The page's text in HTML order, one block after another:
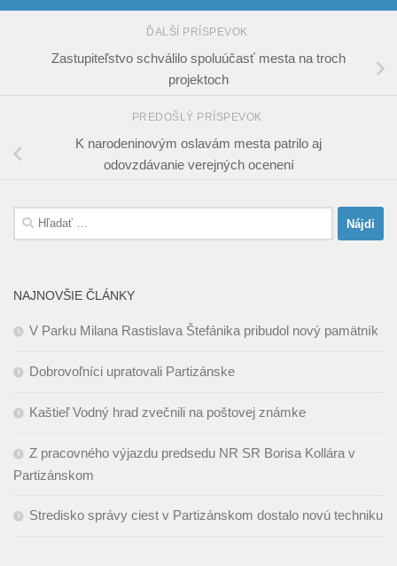
ĎALŠÍ PRÍSPEVOK
Zastupiteľstvo schválilo spoluúčasť mesta na troch
projektoch
PREDOŠLÝ PRÍSPEVOK
K narodeninovým oslavám mesta patrilo aj
odovzdávanie verejných ocenení
Hľadať:
NAJNOVŠIE ČLÁNKY
V Parku Milana Rastislava Štefánika pribudol nový pamätník
Dobrovoľníci upratovali Partizánske
Kaštieľ Vodný hrad zvečnili na poštovej známke
Z pracovného výjazdu predsedu NR SR Borisa Kollára v
Partizánskom
Stredisko správy ciest v Partizánskom dostalo novú techniku